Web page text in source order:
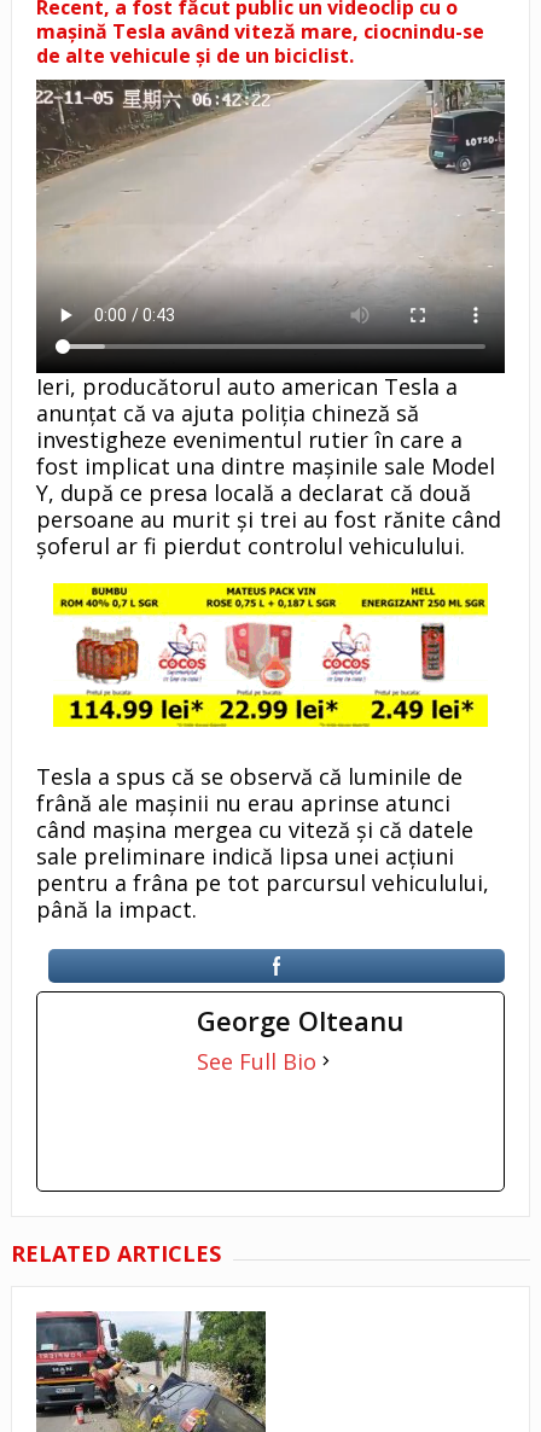
Recent, a fost făcut public un videoclip cu o
mașină Tesla având viteză mare, ciocnindu-se
de alte vehicule și de un biciclist.
Ieri, producătorul auto american Tesla a
anunțat că va ajuta poliția chineză să
investigheze evenimentul rutier în care a
fost implicat una dintre mașinile sale Model
Y, după ce presa locală a declarat că două
persoane au murit și trei au fost rănite când
șoferul ar fi pierdut controlul vehiculului.
Tesla a spus că se observă că luminile de
frână ale mașinii nu erau aprinse atunci
când mașina mergea cu viteză și că datele
sale preliminare indică lipsa unei acțiuni
pentru a frâna pe tot parcursul vehiculului,
până la impact.
George Olteanu
See Full Bio
RELATED ARTICLES